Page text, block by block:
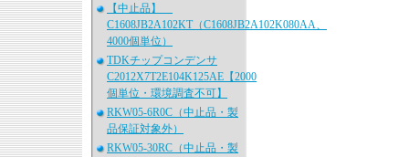
【中止品】
C1608JB2A102KT（C1608JB2A102K080AA、
4000個単位）
TDKチップコンデンサ
C2012X7T2E104K125AE【2000
個単位・環境調査不可】
RKW05-6R0C（中止品・製
品保証対象外）
RKW05-30RC（中止品・製